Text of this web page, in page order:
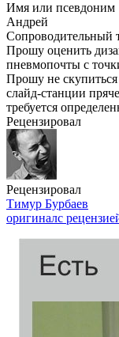
Имя или псевдоним
Андрей
Сопроводительный
Прошу оценить
пневмопочты с
Прошу не
слайд-станции
требуется
Рецензировал
Рецензировал
Тимур Бурбаев
оригиналс